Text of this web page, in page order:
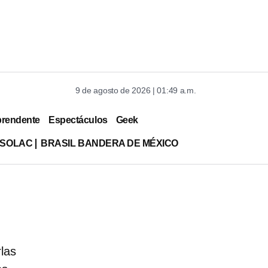
9 de agosto de 2026 | 01:49 a.m.
Espectáculos Geek
BRASIL BANDERA DE MÉXICO